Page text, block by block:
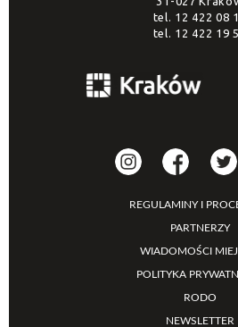
tel. 12 422 08
tel. 12 422 19
REGULAMINY I
PARTNERZY
WIADOMOŚCI
POLITYKA
RODO
NEWSLETTER